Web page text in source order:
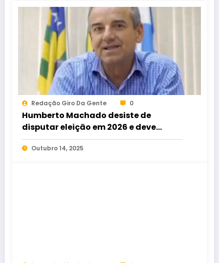
Redação Giro Da Gente 0
Humberto Machado desiste de
disputar eleição em 2026 e deve
apoiar Issy Quinan para deputado
estadual
Outubro 14, 2025